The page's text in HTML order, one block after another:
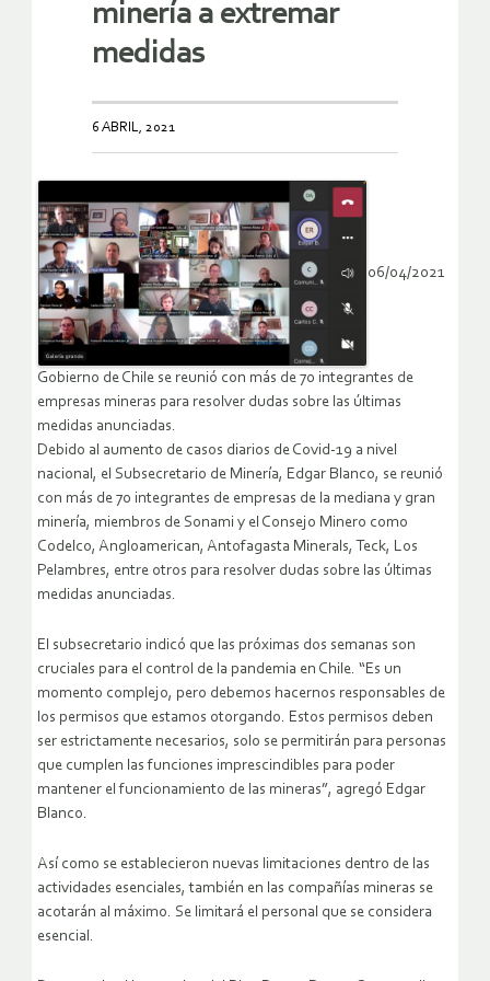
minería a extremar
medidas
6 ABRIL, 2021
06/04/2021
Gobierno de Chile se reunió con más de 70 integrantes de
empresas mineras para resolver dudas sobre las últimas
medidas anunciadas.
Debido al aumento de casos diarios de Covid-19 a nivel
nacional, el Subsecretario de Minería, Edgar Blanco, se reunió
con más de 70 integrantes de empresas de la mediana y gran
minería, miembros de Sonami y el Consejo Minero como
Codelco, Angloamerican, Antofagasta Minerals, Teck, Los
Pelambres, entre otros para resolver dudas sobre las últimas
medidas anunciadas.
El subsecretario indicó que las próximas dos semanas son
cruciales para el control de la pandemia en Chile. “Es un
momento complejo, pero debemos hacernos responsables de
los permisos que estamos otorgando. Estos permisos deben
ser estrictamente necesarios, solo se permitirán para personas
que cumplen las funciones imprescindibles para poder
mantener el funcionamiento de las mineras”, agregó Edgar
Blanco.
Así como se establecieron nuevas limitaciones dentro de las
actividades esenciales, también en las compañías mineras se
acotarán al máximo. Se limitará el personal que se considera
esencial.